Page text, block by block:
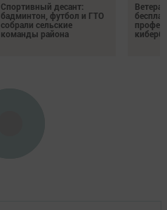
Спортивный десант:
бадминтон, футбол и ГТО
собрали сельские
команды района